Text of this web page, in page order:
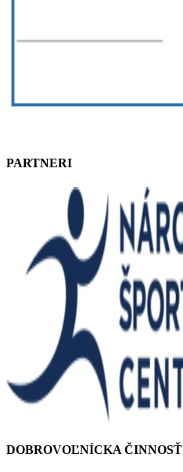
PARTNERI
DOBROVOĽNÍCKA ČINNOSŤ